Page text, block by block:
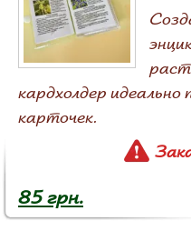
кардхолдер
карточек.
85 грн.